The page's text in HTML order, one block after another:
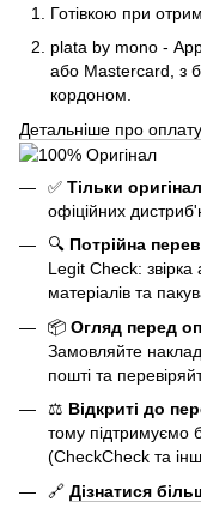
Готівкою при
plata by mono -
або Mastercard, з
кордоном.
Детальніше про оплату
✅ Тільки
офіційних
🔍 Потрійна
Legit Check: звірка
матеріалів та
📦 Огляд перед
Замовляйте
пошті та
⚖️ Відкриті до
тому підтримуємо
(CheckCheck та
🔗 Дізнатися